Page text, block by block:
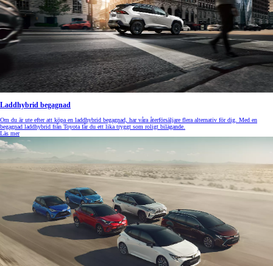
Laddhybrid begagnad
Om du är ute efter att köpa en laddhybrid begagnad, har våra återförsäljare flera alternativ för dig. Med en
begagnad laddhybrid från Toyota får du ett lika tryggt som roligt bilägande.
Läs mer